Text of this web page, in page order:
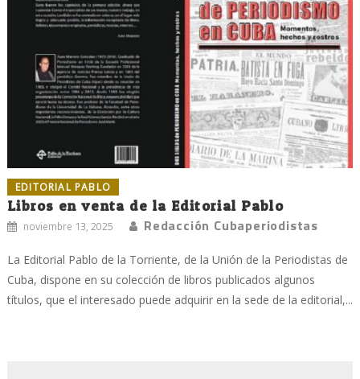
EDITORIAL PABLO
Libros en venta de la Editorial Pablo
noviembre 13, 2025 Redacción Cubaperiodistas
La Editorial Pablo de la Torriente, de la Unión de la Periodistas de
Cuba, dispone en su colección de libros publicados algunos
títulos, que el interesado puede adquirir en la sede de la editorial,...